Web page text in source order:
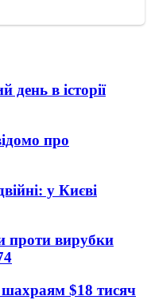
день в історії
про
у Києві
проти вирубки
шахраям $18 тисяч